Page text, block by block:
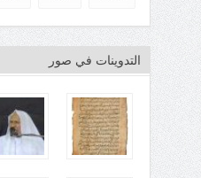
التدوينات في صور